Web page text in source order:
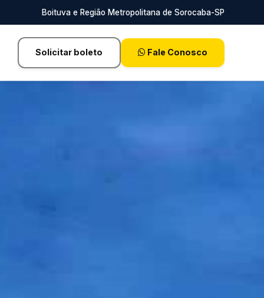
Boituva e Região Metropolitana de Sorocaba-SP
Solicitar boleto Fale Conosco